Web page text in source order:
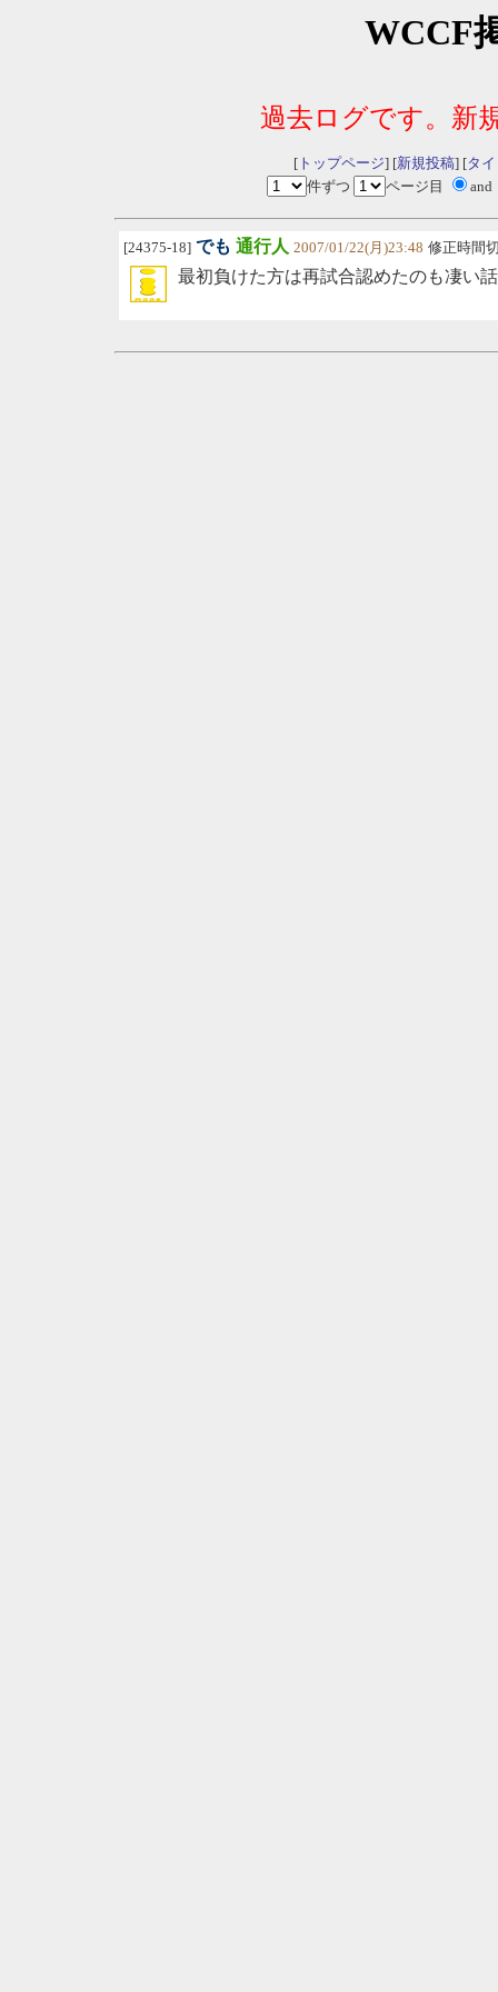
WCCF
過去ログです。新
[トップページ] [新規投稿] [タ
件ずつ
ページ目 and
[24375-18] でも 通行人 2007/01/22(月)23:48 修正時間
最初負けた方は再試合認めたのも凄い